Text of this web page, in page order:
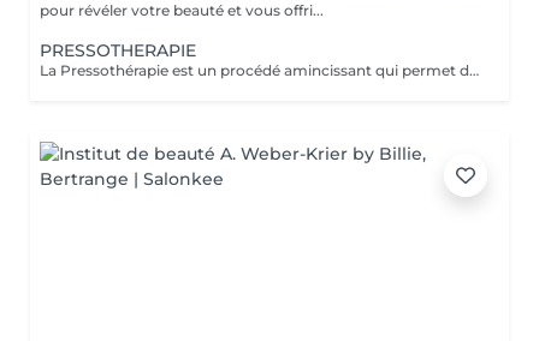
pour révéler votre beauté et vous offri...
PRESSOTHERAPIE
La Pressothérapie est un procédé amincissant qui permet de traiter les problèmes de rétention d'eau, de circulation sanguine, et soulagé les jambes lourdes. Cette technique mécanique agit comme un drainage lymphatique. Nous utilisons un appareil de Pressothérapie qui opére un massage par compression et décompression. Les alvéoles des accessoires se remplissent d'air à un rythme varié et exercent des pressions multiples et douces sur les parties traitées.